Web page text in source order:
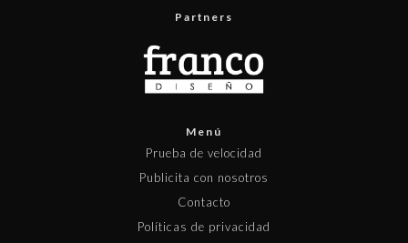
Partners
Menú
Prueba de velocidad
Publicita con nosotros
Contacto
Políticas de privacidad